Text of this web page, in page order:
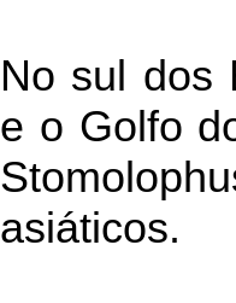
No sul dos
e o Golfo
asiáticos.